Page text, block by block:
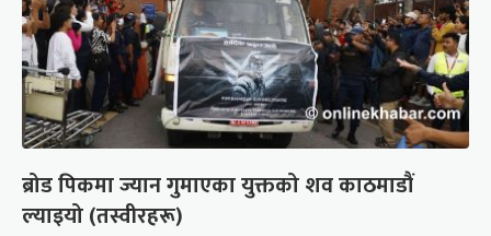
ब्रोड पिकमा ज्यान गुमाएका युक्तको शव काठमाडौं
ल्याइयो (तस्वीरहरू)